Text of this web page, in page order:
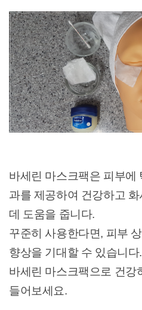
바세린 마스크팩은 피부에
과를 제공하여 건강하고
데 도움을 줍니다.
꾸준히 사용한다면, 피부
향상을 기대할 수 있습니다.
바세린 마스크팩으로 건강
들어보세요.